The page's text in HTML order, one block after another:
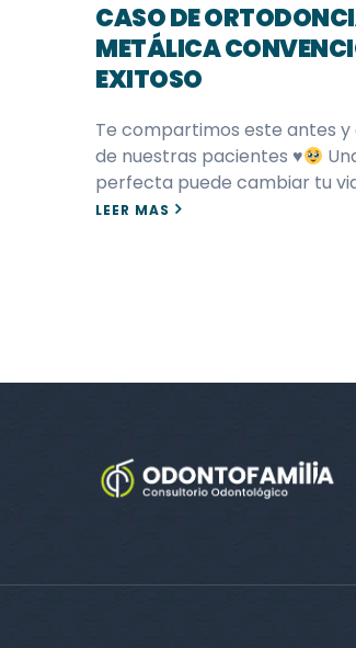
CASO DE
METÁLICA
EXITOSO
Te compartimos este antes y
de nuestras pacientes ♥️
perfecta puede cambiar tu
LEER MAS